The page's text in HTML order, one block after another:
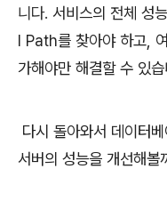
니다. 서비스의 전체 성
l Path를 찾아야 하고,
가해야만 해결할 수 있습
다시 돌아와서 데이터
서버의 성능을 개선해볼